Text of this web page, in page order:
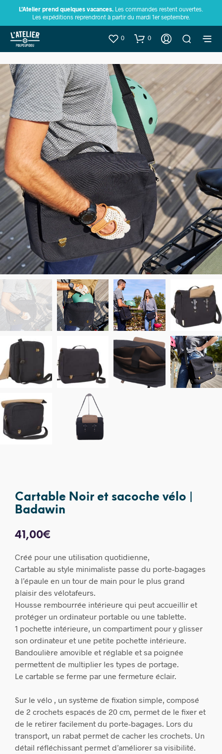
L’Atelier prend quelques vacances. Les commandes restent ouvertes.
Les expéditions reprendront à partir du mardi 1er septembre.
0 0
Cartable Noir et sacoche vélo |
Badawin
41,00€
Créé pour une utilisation quotidienne,
Cartable au style minimaliste passe du porte-bagages
à l’épaule en un tour de main pour le plus grand
plaisir des vélotafeurs.
Housse rembourrée intérieure qui peut accueillir et
protéger un ordinateur portable ou une tablette.
1 pochette intérieure, un compartiment pour y glisser
son ordinateur et une petite pochette intérieure.
Bandoulière amovible et réglable et sa poignée
permettent de multiplier les types de portage.
Le cartable se ferme par une fermeture éclair.
Sur le vélo , un système de fixation simple, composé
de 2 crochets espacés de 20 cm, permet de le fixer et
de le retirer facilement du porte-bagages. Lors du
transport, un rabat permet de cacher les crochets. Un
détail réfléchissant permet d’améliorer sa visibilité.